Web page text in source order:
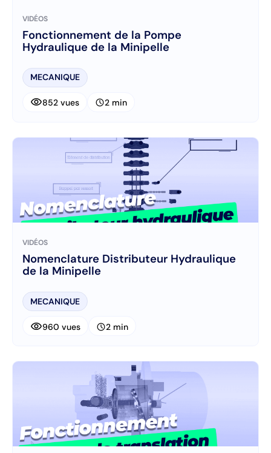
VIDÉOS
Fonctionnement de la Pompe
Hydraulique de la Minipelle
MECANIQUE
visibility852 vues schedule2 min
VIDÉOS
Nomenclature Distributeur Hydraulique
de la Minipelle
MECANIQUE
visibility960 vues schedule2 min